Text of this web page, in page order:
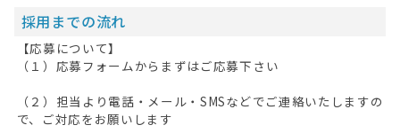
採用までの流れ
【応募について】
（１）応募フォームからまずはご応募下さい
（２）担当より電話・メール・SMSなどでご連絡いたしますの
で、ご対応をお願いします